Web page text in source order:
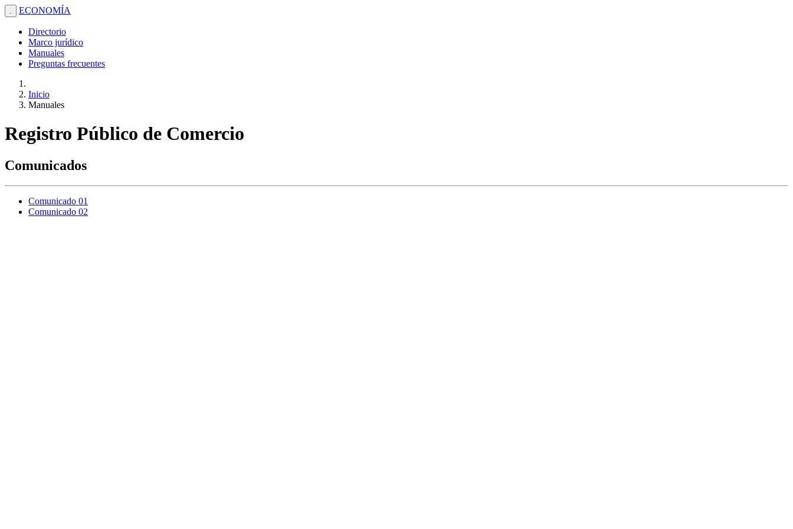
. ECONOMÍA
Directorio
Marco jurídico
Manuales
Preguntas frecuentes
Inicio
Manuales
Registro Público de Comercio
Comunicados
Comunicado 01
Comunicado 02